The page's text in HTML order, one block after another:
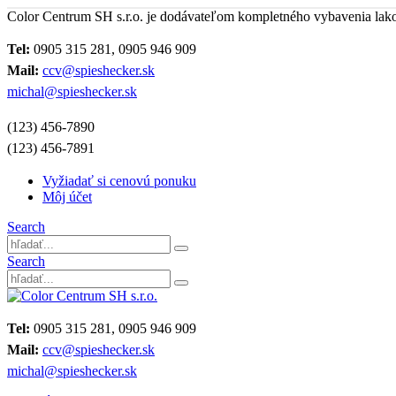
Color Centrum SH s.r.o. je dodávateľom kompletného vybavenia
Tel: 0905 315 281, 0905 946 909
Mail: ccv@spieshecker.sk
michal@spieshecker.sk
(123) 456-7890
(123) 456-7891
Vyžiadať si cenovú ponuku
Môj účet
Search
Search
Tel: 0905 315 281, 0905 946 909
Mail: ccv@spieshecker.sk
michal@spieshecker.sk